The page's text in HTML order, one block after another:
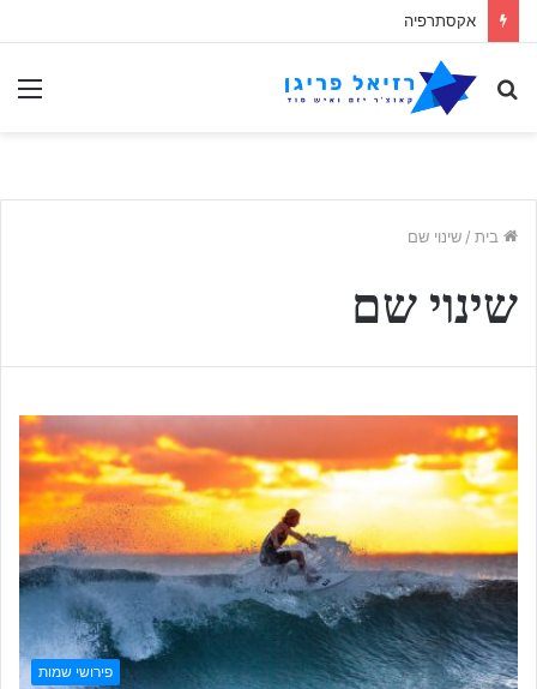
אקסתרפיה
לחפש
בית / שינוי שם
שינוי שם
פירושי שמות